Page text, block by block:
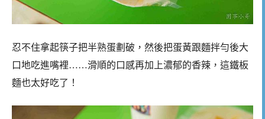
忍不住拿起筷子把半熟蛋劃破，然後把蛋黃跟麵拌勻後大
口地吃進嘴裡……滑順的口感再加上濃郁的香辣，這鐵板
麵也太好吃了！